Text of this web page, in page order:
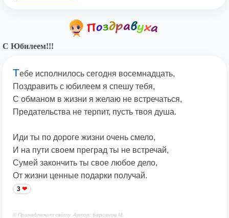
С Юбилеем!!!
Тебе исполнилось сегодня восемнадцать,
Поздравить с юбилеем я спешу тебя,
С обманом в жизни я желаю не встречаться,
Предательства не терпит, пусть твоя душа.
Иди ты по дороге жизни очень смело,
И на пути своем преград ты не встречай,
Сумей закончить ты свое любое дело,
От жизни ценные подарки получай.
3
© Принадлежит сайту. Автор: Берсанов М.